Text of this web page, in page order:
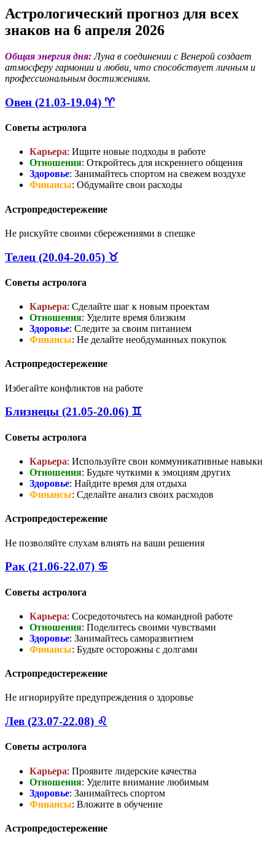
Астрологический прогноз для всех
знаков на 6 апреля 2026
Общая энергия дня:Луна в соединении с Венерой создает
атмосферу гармонии и любви, что способствует личным и
профессиональным достижениям.
Овен (21.03-19.04) ♈
Советы астролога
Карьера: Ищите новые подходы в работе
Отношения: Откройтесь для искреннего общения
Здоровье: Занимайтесь спортом на свежем воздухе
Финансы: Обдумайте свои расходы
Астропредостережение
Не рискуйте своими сбережениями в спешке
Телец (20.04-20.05) ♉
Советы астролога
Карьера: Сделайте шаг к новым проектам
Отношения: Уделите время близким
Здоровье: Следите за своим питанием
Финансы: Не делайте необдуманных покупок
Астропредостережение
Избегайте конфликтов на работе
Близнецы (21.05-20.06) ♊
Советы астролога
Карьера: Используйте свои коммуникативные навыки
Отношения: Будьте чуткими к эмоциям других
Здоровье: Найдите время для отдыха
Финансы: Сделайте анализ своих расходов
Астропредостережение
Не позволяйте слухам влиять на ваши решения
Рак (21.06-22.07) ♋
Советы астролога
Карьера: Сосредоточьтесь на командной работе
Отношения: Поделитесь своими чувствами
Здоровье: Занимайтесь саморазвитием
Финансы: Будьте осторожны с долгами
Астропредостережение
Не игнорируйте предупреждения о здоровье
Лев (23.07-22.08) ♌
Советы астролога
Карьера: Проявите лидерские качества
Отношения: Уделите внимание любимым
Здоровье: Занимайтесь спортом
Финансы: Вложите в обучение
Астропредостережение